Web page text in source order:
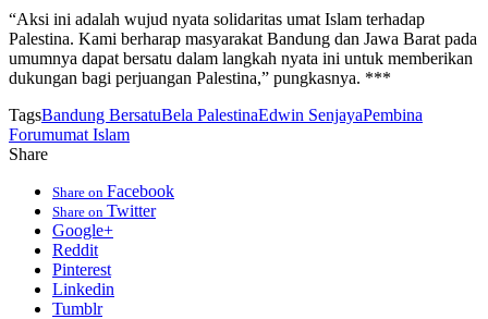
“Aksi ini adalah wujud nyata solidaritas umat Islam terhadap
Palestina. Kami berharap masyarakat Bandung dan Jawa Barat pada
umumnya dapat bersatu dalam langkah nyata ini untuk memberikan
dukungan bagi perjuangan Palestina,” pungkasnya. ***
TagsBandung BersatuBela PalestinaEdwin SenjayaPembina
Forumumat Islam
Share
Share on Facebook
Share on Twitter
Google+
Reddit
Pinterest
Linkedin
Tumblr